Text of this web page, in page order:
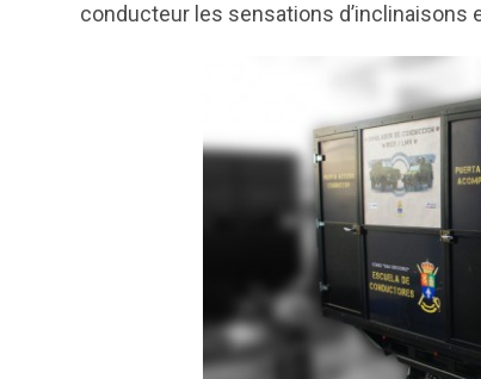
conducteur les sensations d’inclinaisons